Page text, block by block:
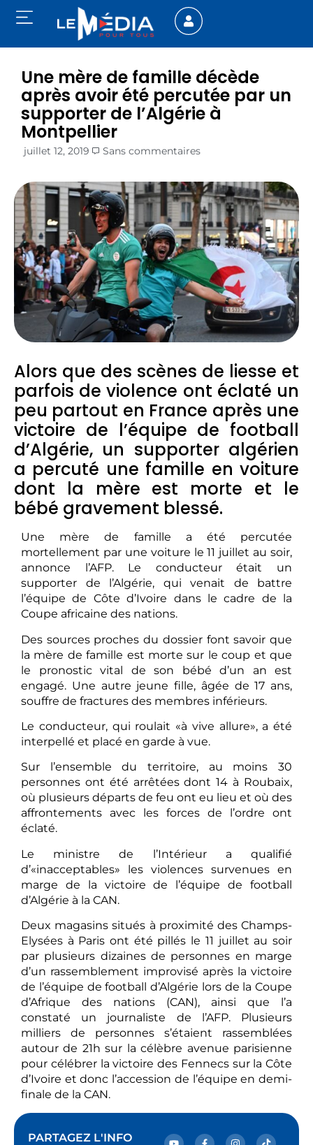
Une mère de famille décède
après avoir été percutée par un
supporter de l’Algérie à
Montpellier
juillet 12, 2019 Sans commentaires
Alors que des scènes de liesse et
parfois de violence ont éclaté un
peu partout en France après une
victoire de l’équipe de football
d’Algérie, un supporter algérien
a percuté une famille en voiture
dont la mère est morte et le
bébé gravement blessé.
Une mère de famille a été percutée
mortellement par une voiture le 11 juillet au soir,
annonce l’AFP. Le conducteur était un
supporter de l’Algérie, qui venait de battre
l’équipe de Côte d’Ivoire dans le cadre de la
Coupe africaine des nations.
Des sources proches du dossier font savoir que
la mère de famille est morte sur le coup et que
le pronostic vital de son bébé d’un an est
engagé. Une autre jeune fille, âgée de 17 ans,
souffre de fractures des membres inférieurs.
Le conducteur, qui roulait «à vive allure», a été
interpellé et placé en garde à vue.
Sur l’ensemble du territoire, au moins 30
personnes ont été arrêtées dont 14 à Roubaix,
où plusieurs départs de feu ont eu lieu et où des
affrontements avec les forces de l’ordre ont
éclaté.
Le ministre de l’Intérieur a qualifié
d’«inacceptables» les violences survenues en
marge de la victoire de l’équipe de football
d’Algérie à la CAN.
Deux magasins situés à proximité des Champs-
Elysées à Paris ont été pillés le 11 juillet au soir
par plusieurs dizaines de personnes en marge
d’un rassemblement improvisé après la victoire
de l’équipe de football d’Algérie lors de la Coupe
d’Afrique des nations (CAN), ainsi que l’a
constaté un journaliste de l’AFP. Plusieurs
milliers de personnes s’étaient rassemblées
autour de 21h sur la célèbre avenue parisienne
pour célébrer la victoire des Fennecs sur la Côte
d’Ivoire et donc l’accession de l’équipe en demi-
finale de la CAN.
PARTAGEZ L'INFO